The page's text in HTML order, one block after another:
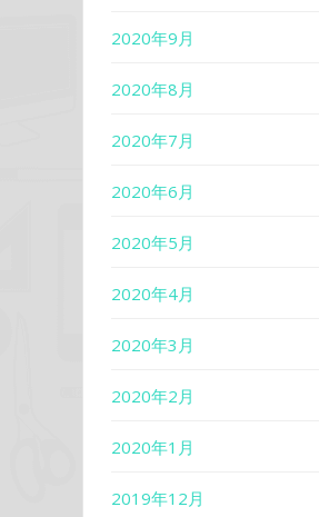
2020年9月
2020年8月
2020年7月
2020年6月
2020年5月
2020年4月
2020年3月
2020年2月
2020年1月
2019年12月